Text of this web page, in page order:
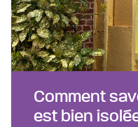
Comment
est bien